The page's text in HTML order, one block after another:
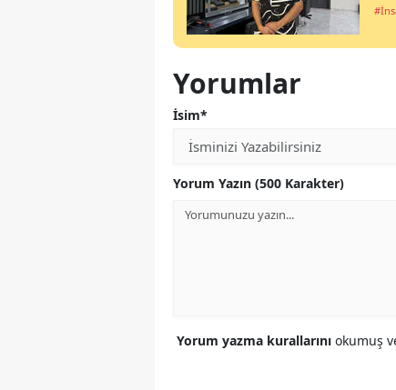
Yorumlar
İsim*
Yorum Yazın (500 Karakter)
Yorum yazma kurallarını okumuş